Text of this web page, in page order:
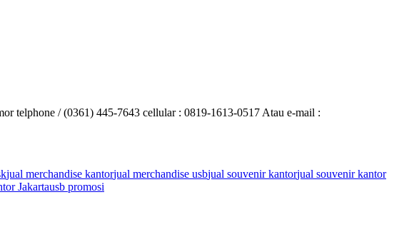
telphone / (0361) 445-7643 cellular : 0819-1613-0517 Atau e-mail :
jual merchandise kantorjual merchandise usbjual souvenir kantorjual souvenir kantor
Jakartausb promosi